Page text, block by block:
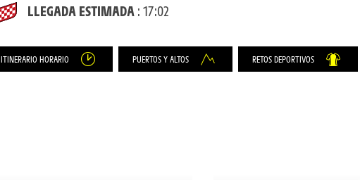
LLEGADA ESTIMADA : 17:02
ITINERARIO HORARIO PUERTOS Y ALTOS RETOS DEPORTIVOS